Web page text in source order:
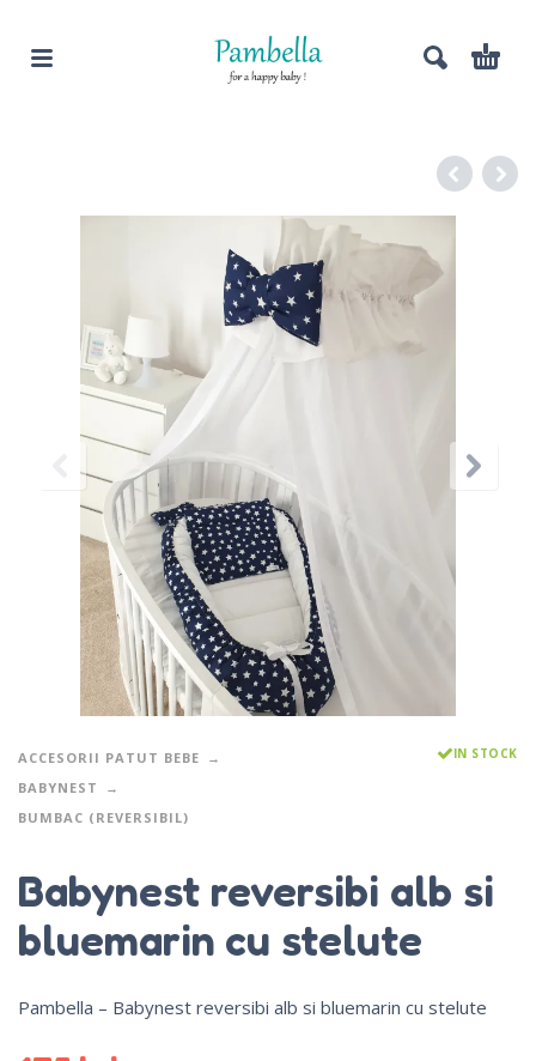
ACCESORII PATUT BEBE
BABYNEST
BUMBAC (REVERSIBIL)
IN STOCK
Babynest reversibi alb si
bluemarin cu stelute
Pambella – Babynest reversibi alb si bluemarin cu stelute